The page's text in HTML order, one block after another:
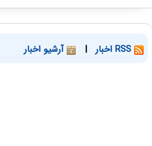
| آرشیو اخبار